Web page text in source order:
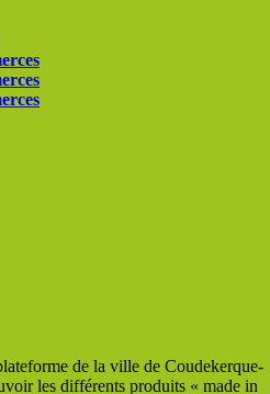
de la ville de Coudekerque-
les différents produits « made in